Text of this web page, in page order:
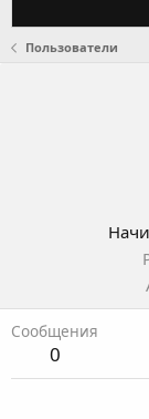
Пользователи
Сообщения
0